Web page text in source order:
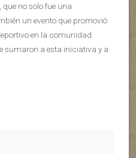
no solo fue una
un evento que promovió
en la comunidad.
sumaron a esta iniciativa y a